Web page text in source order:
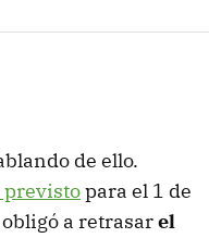
de ello.
previstopara el 1 de
a retrasarel